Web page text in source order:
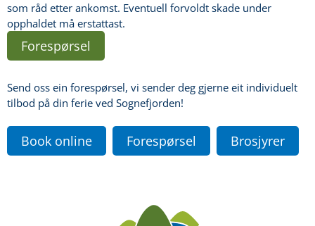
som råd etter ankomst. Eventuell forvoldt skade under
opphaldet må erstattast.
Forespørsel
Send oss ein forespørsel, vi sender deg gjerne eit individuelt
tilbod på din ferie ved Sognefjorden!
Book online Forespørsel Brosjyrer